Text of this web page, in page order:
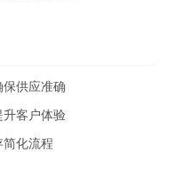
供应准确
升客户体验
化流程